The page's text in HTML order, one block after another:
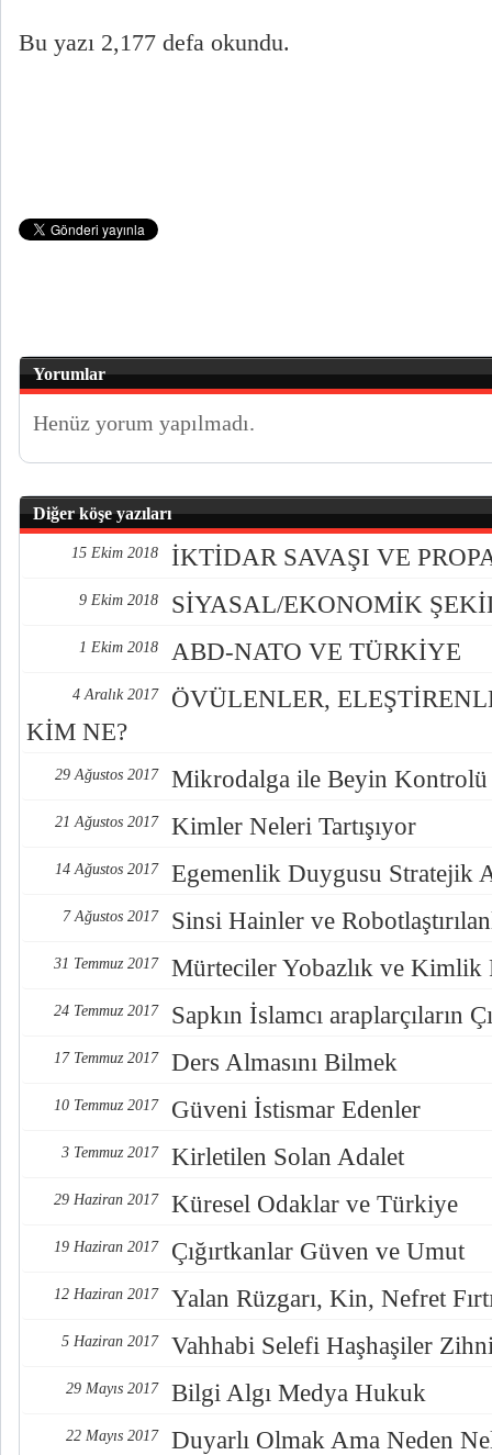
Bu yazı 2,177 defa okundu.
Yorumlar
Henüz yorum yapılmadı.
Diğer köşe yazıları
15 Ekim 2018 İKTİDAR SAVAŞI VE
9 Ekim 2018 SİYASAL/EKONOMİK
1 Ekim 2018 ABD-NATO VE TÜRKİYE
4 Aralık 2017
ÖVÜLENLER,
KİM NE?
29 Ağustos 2017 Mikrodalga ile Beyin Kontrolü
21 Ağustos 2017 Kimler Neleri Tartışıyor
14 Ağustos 2017 Egemenlik Duygusu Stratejik
7 Ağustos 2017 Sinsi Hainler ve
31 Temmuz 2017 Mürteciler Yobazlık ve Kimlik
24 Temmuz 2017 Sapkın İslamcı araplarçıların
17 Temmuz 2017 Ders Almasını Bilmek
10 Temmuz 2017 Güveni İstismar Edenler
3 Temmuz 2017 Kirletilen Solan Adalet
29 Haziran 2017 Küresel Odaklar ve Türkiye
19 Haziran 2017 Çığırtkanlar Güven ve Umut
12 Haziran 2017 Yalan Rüzgarı, Kin, Nefret
5 Haziran 2017 Vahhabi Selefi Haşhaşiler
29 Mayıs 2017 Bilgi Algı Medya Hukuk
22 Mayıs 2017 Duyarlı Olmak Ama Neden